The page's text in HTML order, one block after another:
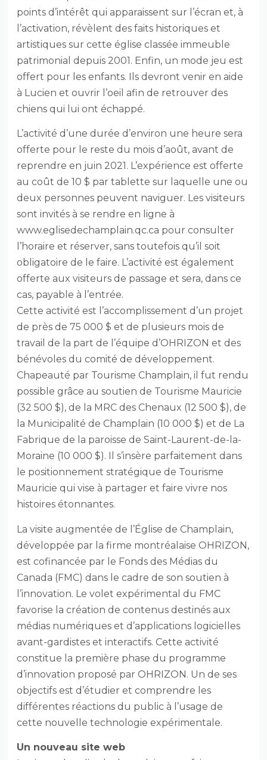
points d’intérêt qui apparaissent sur l’écran et, à
l’activation, révèlent des faits historiques et
artistiques sur cette église classée immeuble
patrimonial depuis 2001. Enfin, un mode jeu est
offert pour les enfants. Ils devront venir en aide
à Lucien et ouvrir l’oeil afin de retrouver des
chiens qui lui ont échappé.
L’activité d’une durée d’environ une heure sera
offerte pour le reste du mois d’août, avant de
reprendre en juin 2021. L’expérience est offerte
au coût de 10 $ par tablette sur laquelle une ou
deux personnes peuvent naviguer. Les visiteurs
sont invités à se rendre en ligne à
www.eglisedechamplain.qc.ca pour consulter
l’horaire et réserver, sans toutefois qu’il soit
obligatoire de le faire. L’activité est également
offerte aux visiteurs de passage et sera, dans ce
cas, payable à l’entrée.
Cette activité est l’accomplissement d’un projet
de près de 75 000 $ et de plusieurs mois de
travail de la part de l’équipe d’OHRIZON et des
bénévoles du comité de développement.
Chapeauté par Tourisme Champlain, il fut rendu
possible grâce au soutien de Tourisme Mauricie
(32 500 $), de la MRC des Chenaux (12 500 $), de
la Municipalité de Champlain (10 000 $) et de La
Fabrique de la paroisse de Saint-Laurent-de-la-
Moraine (10 000 $). Il s’insère parfaitement dans
le positionnement stratégique de Tourisme
Mauricie qui vise à partager et faire vivre nos
histoires étonnantes.
La visite augmentée de l’Église de Champlain,
développée par la firme montréalaise OHRIZON,
est cofinancée par le Fonds des Médias du
Canada (FMC) dans le cadre de son soutien à
l’innovation. Le volet expérimental du FMC
favorise la création de contenus destinés aux
médias numériques et d’applications logicielles
avant-gardistes et interactifs. Cette activité
constitue la première phase du programme
d’innovation proposé par OHRIZON. Un de ses
objectifs est d’étudier et comprendre les
différentes réactions du public à l’usage de
cette nouvelle technologie expérimentale.
Un nouveau site web